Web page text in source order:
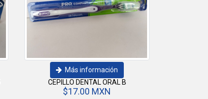
Más información
CEPILLO DENTAL ORAL B
$17.00 MXN